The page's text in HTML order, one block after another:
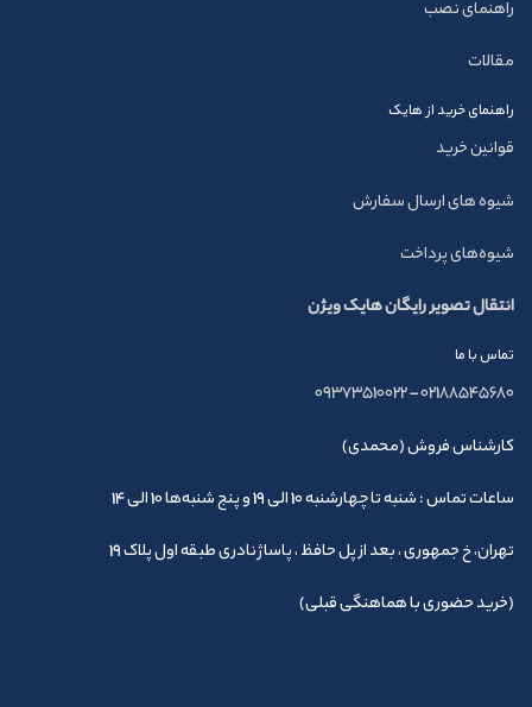
راهنمای نصب
مقالات
راهنمای خرید از هایک
قوانین خرید
شیوه های ارسال سفارش
شیوه‌های پرداخت
انتقال تصویر رایگان هایک ویژن
تماس با ما
02188545680
–
09373510022
کارشناس فروش (محمدی)
ساعات تماس : شنبه تا چهارشنبه 10 الی 19 و پنج شنبه‌ها 10 الی 14
تهران، خ جمهوری ، بعد از پل حافظ ، پاساژ نادری طبقه اول پلاک 19
(خرید حضوری با هماهنگی قبلی)